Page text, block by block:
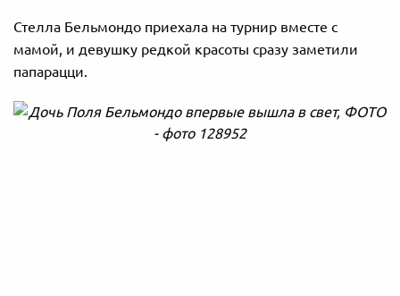
Стелла Бельмондо приехала на турнир вместе с
мамой, и девушку редкой красоты сразу заметили
папарацци.